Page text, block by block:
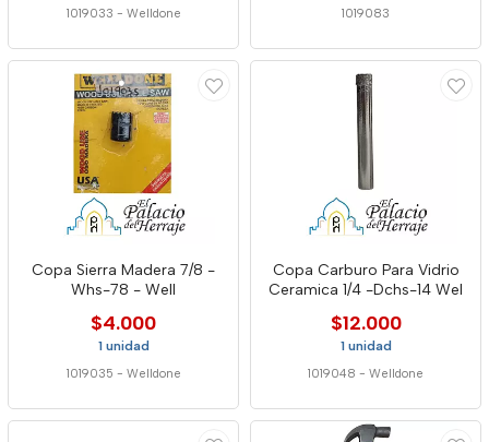
1019033 - Welldone 1019083
Copa Sierra Madera 7/8 -
Whs-78 - Well
$4.000
1 unidad
1019035 - Welldone
Copa Carburo Para Vidrio
Ceramica 1/4 -Dchs-14 Wel
$12.000
1 unidad
1019048 - Welldone